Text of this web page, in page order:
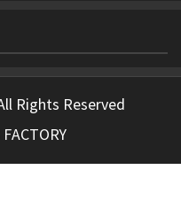
Rights Reserved